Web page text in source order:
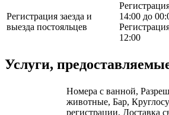
Регистрация заезда и
выезда постояльцев
14:00 до
12:00
Услуги,
Номера с ванной,
животные, Бар,
регистрации, Доставка